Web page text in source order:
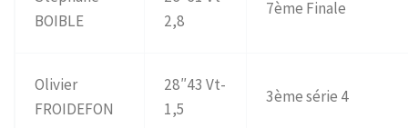
BOIBLE
2,8
7ème Finale
Olivier
FROIDEFON
28″43 Vt-
1,5
3ème série 4